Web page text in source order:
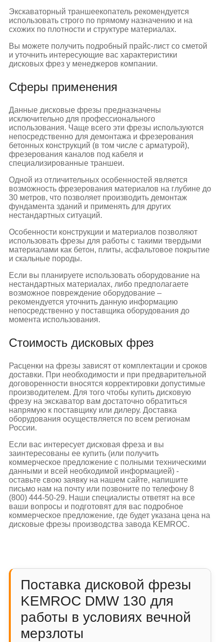
Экскаваторный траншеекопатель рекомендуется
использовать строго по прямому назначению и на
схожих по плотности и структуре материалах.
Вы можете получить подробный прайс-лист со сметой
и уточнить интересующие вас характеристики
дисковых фрез у менеджеров компании.
Сферы применения
Данные дисковые фрезы предназначены
исключительно для профессионального
использования. Чаще всего эти фрезы используются
непосредственно для демонтажа и фрезерования
бетонных конструкций (в том числе с арматурой),
фрезерования каналов под кабеля и
специализированные траншеи.
Одной из отличительных особенностей является
возможность фрезерования материалов на глубине до
30 метров, что позволяет производить демонтаж
фундамента зданий и применять для других
нестандартных ситуаций.
Особенности конструкции и материалов позволяют
использовать фрезы для работы с такими твердыми
материалами как бетон, плиты, асфальтовое покрытие
и скальные породы.
Если вы планируете использовать оборудование на
нестандартных материалах, либо предполагаете
возможное повреждение оборудование –
рекомендуется уточнить данную информацию
непосредственно у поставщика оборудования до
момента использования.
Стоимость дисковых фрез
Расценки на фрезы зависят от комплектации и сроков
доставки. При необходимости и при предварительной
договоренности вносятся корректировки допустимые
производителем. Для того чтобы купить дисковую
фрезу на экскаватор вам достаточно обратиться
напрямую к поставщику или дилеру. Доставка
оборудования осуществляется по всем регионам
России.
Если вас интересует дисковая фреза и вы
заинтересованы ее купить (или получить
коммерческое предложение с полными техническими
данными и всей необходимой информацией) -
оставьте свою заявку на нашем сайте, напишите
письмо нам на почту или позвоните по телефону 8
(800) 444-50-29. Наши специалисты ответят на все
ваши вопросы и подготовят для вас подробное
коммерческое предложение, где будет указана цена на
дисковые фрезы производства завода KEMROC.
Поставка дисковой фрезы
KEMROC DMW 130 для
работы в условиях вечной
мерзлоты